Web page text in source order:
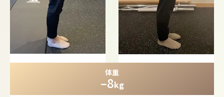
体重
–8kg